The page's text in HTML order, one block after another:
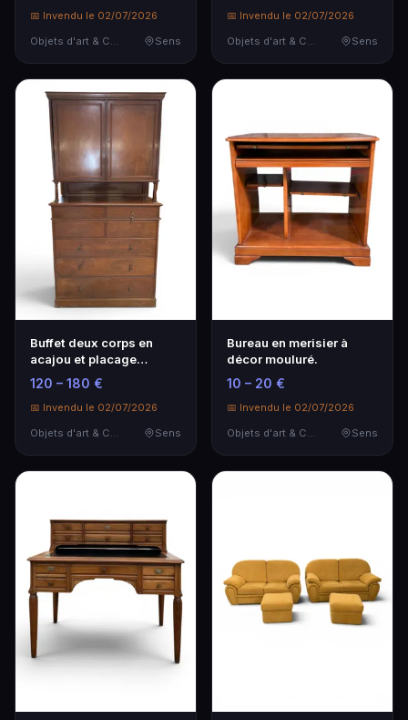
📅 Invendu le 02/07/2026
Objets d'art & Curiosités
Sens
📅 Invendu le 02/07/2026
Objets d'art & Curiosités
Sens
Buffet deux corps en
acajou et placage
d'acajou ouvrant par …
120 – 180 €
📅 Invendu le 02/07/2026
Objets d'art & Curiosités
Sens
Bureau en merisier à
décor mouluré.
10 – 20 €
📅 Invendu le 02/07/2026
Objets d'art & Curiosités
Sens